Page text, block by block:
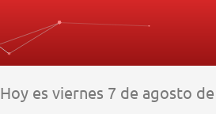
Hoy es viernes 7 de agosto